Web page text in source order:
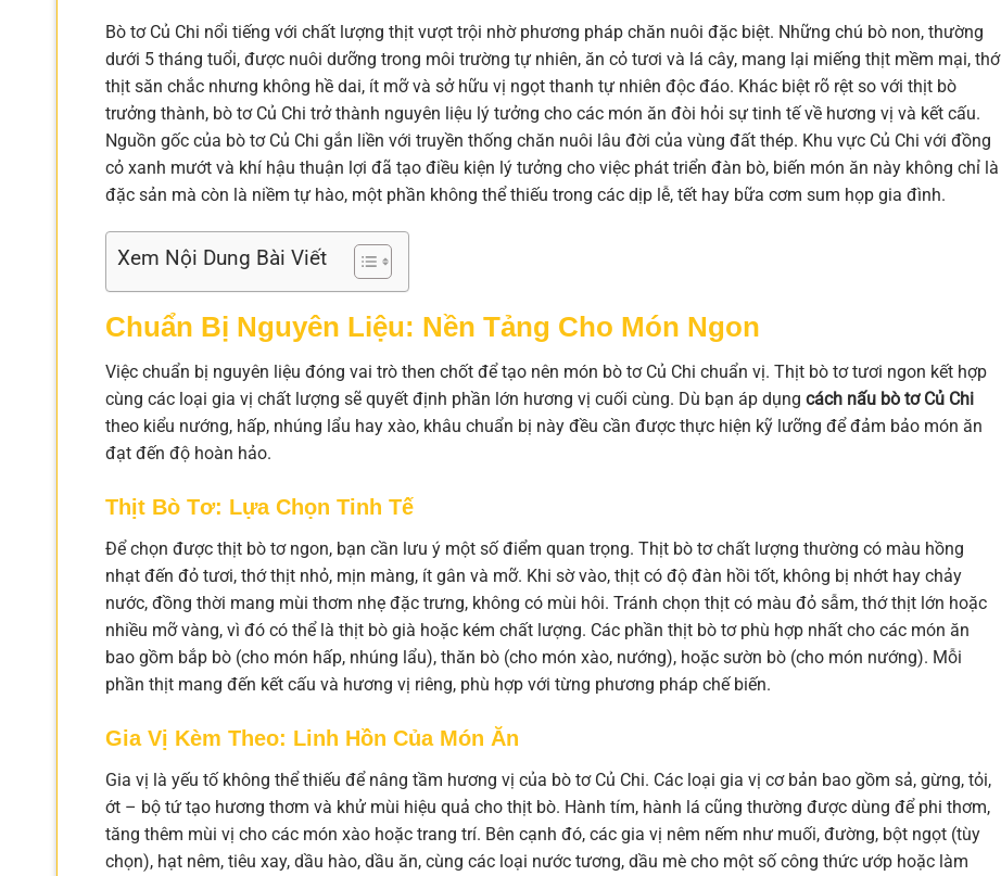
Bò tơ Củ Chi nổi tiếng với chất lượng thịt vượt trội nhờ phương pháp chăn nuôi đặc biệt. Những chú bò non, thường
dưới 5 tháng tuổi, được nuôi dưỡng trong môi trường tự nhiên, ăn cỏ tươi và lá cây, mang lại miếng thịt mềm mại, thớ
thịt săn chắc nhưng không hề dai, ít mỡ và sở hữu vị ngọt thanh tự nhiên độc đáo. Khác biệt rõ rệt so với thịt bò
trưởng thành, bò tơ Củ Chi trở thành nguyên liệu lý tưởng cho các món ăn đòi hỏi sự tinh tế về hương vị và kết cấu.
Nguồn gốc của bò tơ Củ Chi gắn liền với truyền thống chăn nuôi lâu đời của vùng đất thép. Khu vực Củ Chi với đồng
cỏ xanh mướt và khí hậu thuận lợi đã tạo điều kiện lý tưởng cho việc phát triển đàn bò, biến món ăn này không chỉ là
đặc sản mà còn là niềm tự hào, một phần không thể thiếu trong các dịp lễ, tết hay bữa cơm sum họp gia đình.
Xem Nội Dung Bài Viết
Chuẩn Bị Nguyên Liệu: Nền Tảng Cho Món Ngon
Việc chuẩn bị nguyên liệu đóng vai trò then chốt để tạo nên món bò tơ Củ Chi chuẩn vị. Thịt bò tơ tươi ngon kết hợp
cùng các loại gia vị chất lượng sẽ quyết định phần lớn hương vị cuối cùng. Dù bạn áp dụng cách nấu bò tơ Củ Chi
theo kiểu nướng, hấp, nhúng lẩu hay xào, khâu chuẩn bị này đều cần được thực hiện kỹ lưỡng để đảm bảo món ăn
đạt đến độ hoàn hảo.
Thịt Bò Tơ: Lựa Chọn Tinh Tế
Để chọn được thịt bò tơ ngon, bạn cần lưu ý một số điểm quan trọng. Thịt bò tơ chất lượng thường có màu hồng
nhạt đến đỏ tươi, thớ thịt nhỏ, mịn màng, ít gân và mỡ. Khi sờ vào, thịt có độ đàn hồi tốt, không bị nhớt hay chảy
nước, đồng thời mang mùi thơm nhẹ đặc trưng, không có mùi hôi. Tránh chọn thịt có màu đỏ sẫm, thớ thịt lớn hoặc
nhiều mỡ vàng, vì đó có thể là thịt bò già hoặc kém chất lượng. Các phần thịt bò tơ phù hợp nhất cho các món ăn
bao gồm bắp bò (cho món hấp, nhúng lẩu), thăn bò (cho món xào, nướng), hoặc sườn bò (cho món nướng). Mỗi
phần thịt mang đến kết cấu và hương vị riêng, phù hợp với từng phương pháp chế biến.
Gia Vị Kèm Theo: Linh Hồn Của Món Ăn
Gia vị là yếu tố không thể thiếu để nâng tầm hương vị của bò tơ Củ Chi. Các loại gia vị cơ bản bao gồm sả, gừng, tỏi,
ớt – bộ tứ tạo hương thơm và khử mùi hiệu quả cho thịt bò. Hành tím, hành lá cũng thường được dùng để phi thơm,
tăng thêm mùi vị cho các món xào hoặc trang trí. Bên cạnh đó, các gia vị nêm nếm như muối, đường, bột ngọt (tùy
chọn), hạt nêm, tiêu xay, dầu hào, dầu ăn, cùng các loại nước tương, dầu mè cho một số công thức ướp hoặc làm